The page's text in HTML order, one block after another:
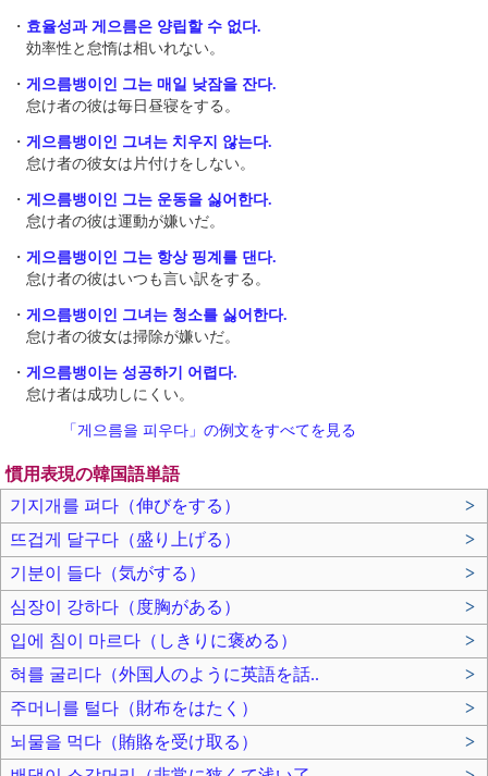
・ 효율성과 게으름은 양립할 수 없다.
効率性と怠惰は相いれない。
・ 게으름뱅이인 그는 매일 낮잠을 잔다.
怠け者の彼は毎日昼寝をする。
・ 게으름뱅이인 그녀는 치우지 않는다.
怠け者の彼女は片付けをしない。
・ 게으름뱅이인 그는 운동을 싫어한다.
怠け者の彼は運動が嫌いだ。
・ 게으름뱅이인 그는 항상 핑계를 댄다.
怠け者の彼はいつも言い訳をする。
・ 게으름뱅이인 그녀는 청소를 싫어한다.
怠け者の彼女は掃除が嫌いだ。
・ 게으름뱅이는 성공하기 어렵다.
怠け者は成功しにくい。
「게으름을 피우다」の例文をすべてを見る
慣用表現の韓国語単語
기지개를 펴다（伸びをする）
>
뜨겁게 달구다（盛り上げる）
>
기분이 들다（気がする）
>
심장이 강하다（度胸がある）
>
입에 침이 마르다（しきりに褒める）
>
혀를 굴리다（外国人のように英語を話..
>
주머니를 털다（財布をはたく）
>
뇌물을 먹다（賄賂を受け取る）
>